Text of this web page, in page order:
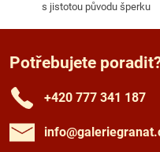
s jistotou původu šperku
Potřebujete
+420 777 341 187